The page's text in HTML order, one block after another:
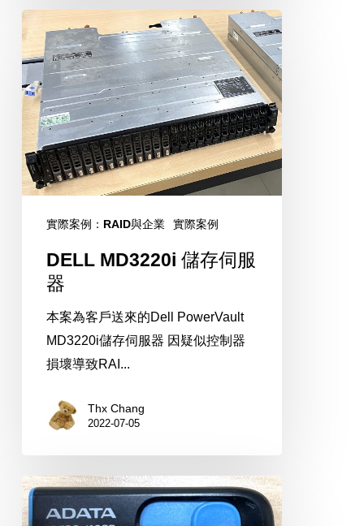
DELL
MD3220i
儲
存
服
器
實際案例：RAID與企業 實際案例
DELL MD3220i 儲存伺服
器
本案為客戶送來的Dell PowerVault
MD3220i儲存伺服器 因疑似控制器
損壞導致RAI...
Thx Chang
2022-07-05
ADATA
16GB